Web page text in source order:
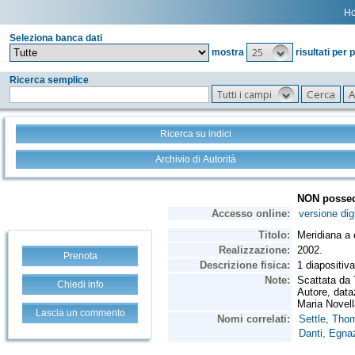
Seleziona banca dati
mostra
25 risultati per
Ricerca semplice
Tutti i campi
Ricerca su indici
Archivio di Autorità
Prenota
Chiedi info
Lascia un commento